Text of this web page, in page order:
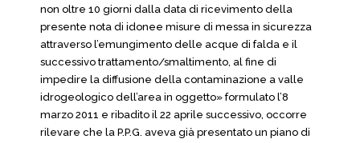
non oltre 10 giorni dalla data di ricevimento della
presente nota di idonee misure di messa in sicurezza
attraverso l’emungimento delle acque di falda e il
successivo trattamento/smaltimento, al fine di
impedire la diffusione della contaminazione a valle
idrogeologico dell’area in oggetto» formulato l’8
marzo 2011 e ribadito il 22 aprile successivo, occorre
rilevare che la P.P.G. aveva già presentato un piano di